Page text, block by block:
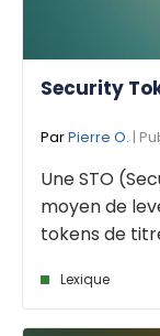
Security
ParPierre O. |
Une STO
moyen de
tokens de
Lexique